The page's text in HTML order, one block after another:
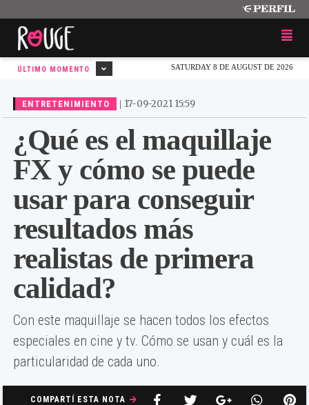
SATURDAY 8 DE AUGUST DE 2026
ÚLTIMO MOMENTO
ENTRETENIMIENTO | 17-09-2021 15:59
¿Qué es el maquillaje
FX y cómo se puede
usar para conseguir
resultados más
realistas de primera
calidad?
Con este maquillaje se hacen todos los efectos
especiales en cine y tv. Cómo se usan y cuál es la
particularidad de cada uno.
COMPARTÍ ESTA NOTA